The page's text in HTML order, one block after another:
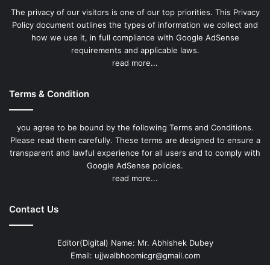
The privacy of our visitors is one of our top priorities. This Privacy
Policy document outlines the types of information we collect and
how we use it, in full compliance with Google AdSense
requirements and applicable laws.
read more...
Terms & Condition
you agree to be bound by the following Terms and Conditions.
Please read them carefully. These terms are designed to ensure a
transparent and lawful experience for all users and to comply with
Google AdSense policies.
read more...
Contact Us
Editor(Digital) Name: Mr. Abhishek Dubey
Email: ujjwalbhoomicgr@gmail.com